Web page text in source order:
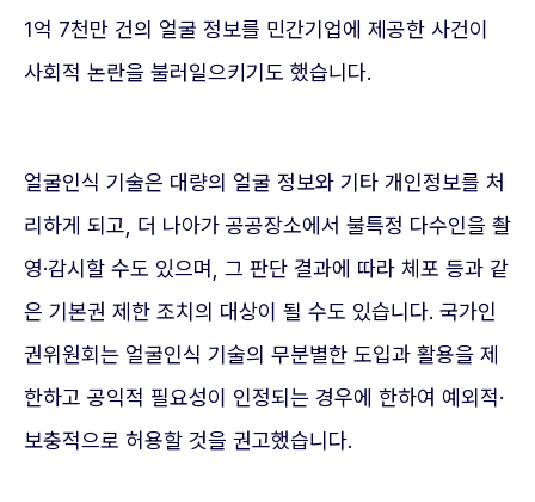
1억 7천만 건의 얼굴 정보를 민간기업에 제공한 사건이
사회적 논란을 불러일으키기도 했습니다.
얼굴인식 기술은 대량의 얼굴 정보와 기타 개인정보를 처
리하게 되고, 더 나아가 공공장소에서 불특정 다수인을 촬
영·감시할 수도 있으며, 그 판단 결과에 따라 체포 등과 같
은 기본권 제한 조치의 대상이 될 수도 있습니다. 국가인
권위원회는 얼굴인식 기술의 무분별한 도입과 활용을 제
한하고 공익적 필요성이 인정되는 경우에 한하여 예외적·
보충적으로 허용할 것을 권고했습니다.